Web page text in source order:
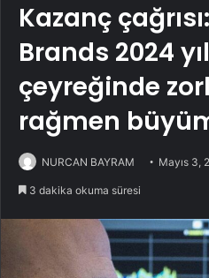
Kazanç
Brands 2024
çeyreğinde
rağmen
NURCAN BAYRAM Mayıs 3,
3 dakika okuma süresi